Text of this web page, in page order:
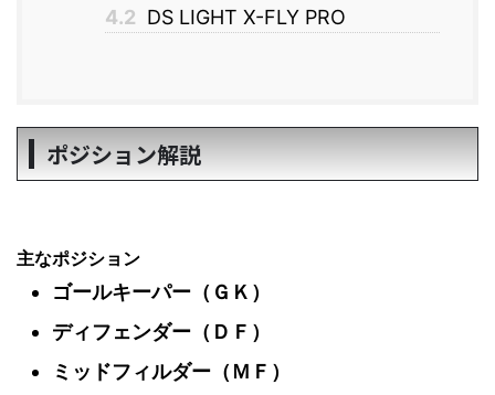
4.2 DS LIGHT X-FLY PRO
ポジション解説
主なポジション
ゴールキーパー（ＧＫ）
ディフェンダー（ＤＦ）
ミッドフィルダー（ＭＦ）